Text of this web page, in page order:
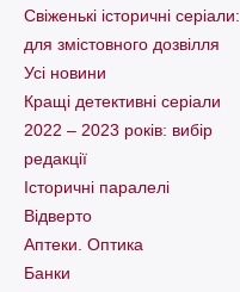
Свіженькі історичні серіали:
для змістовного дозвілля
Усі новини
Кращі детективні серіали
2022 – 2023 років: вибір
редакції
Історичні паралелі
Відверто
Аптеки. Оптика
Банки